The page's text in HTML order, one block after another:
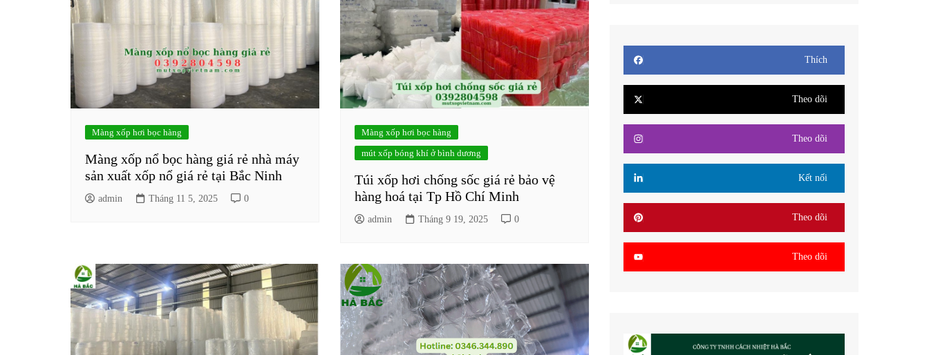
Màng xốp hơi bọc hàng
Màng xốp nổ bọc hàng giá rẻ nhà máy
sản xuất xốp nổ giá rẻ tại Bắc Ninh
admin Tháng 11 5, 2025 0
Màng xốp hơi bọc hàng
mút xốp bóng khí ở bình dương
Túi xốp hơi chống sốc giá rẻ bảo vệ
hàng hoá tại Tp Hồ Chí Minh
admin Tháng 9 19, 2025 0
Thích
Theo dõi
Theo dõi
Kết nối
Theo dõi
Theo dõi